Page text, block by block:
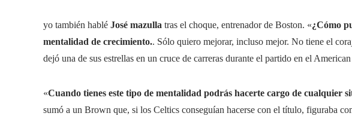
yo también hablé José mazulla tras el choque, entrenador de Boston. «¿Cómo
mentalidad de crecimiento.. Sólo quiero mejorar, incluso mejor. No tiene el
dejó una de sus estrellas en un cruce de carreras durante el partido en el
«Cuando tienes este tipo de mentalidad podrás hacerte cargo de cualquier
sumó a un Brown que, si los Celtics conseguían hacerse con el título, figuraba